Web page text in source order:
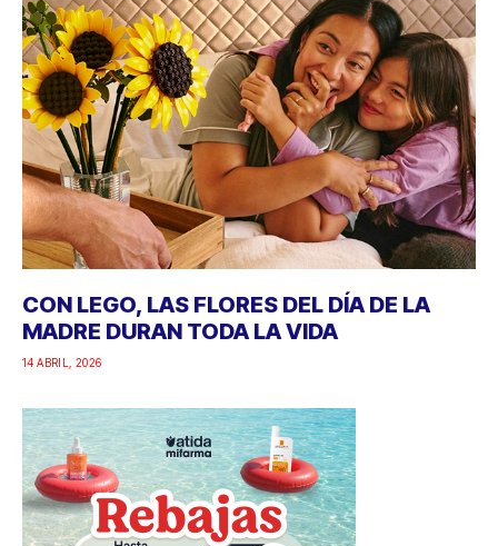
CON LEGO, LAS FLORES DEL DÍA DE LA
MADRE DURAN TODA LA VIDA
14 ABRIL, 2026